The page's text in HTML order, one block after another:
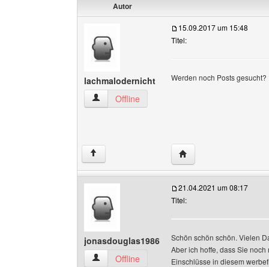
Autor
lachmalodernicht
lachmalodernicht Benutzer-Profile anzeigen
Offline
15.09.2017 um 15:48
Titel:
Werden noch Posts gesucht?
↑ Website dieses
jonasdouglas1986
jonasdouglas1986 Benutzer-Profile anzeigen
Offline
21.04.2021 um 08:17
Titel:
Schön schön schön. Vielen
Aber ich hoffe, dass Sie
Einschlüsse in diesem